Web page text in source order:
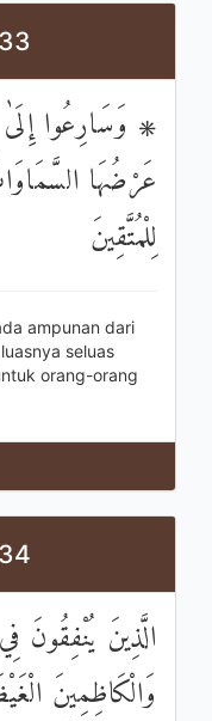
۞ وَسَارِعُوا
عَرْضُهَا
لِلْمُتَّقِينَ
ampunan dari
seluas
orang-orang
الَّذِينَ يُنْفِقُونَ
وَالْكَاظِمِينَ